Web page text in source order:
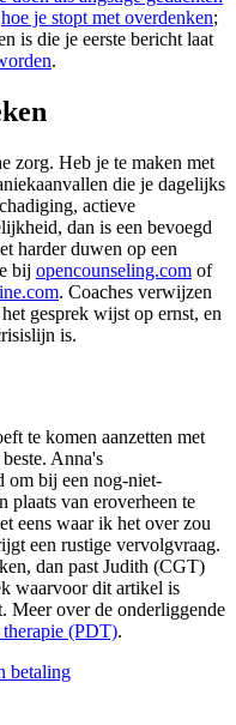
hoe je stopt met overdenken;
is die je eerste bericht laat
.
zorg. Heb je te maken met
die je dagelijks
actieve
dan is een bevoegd
harder duwen op een
bij opencounseling.com of
. Coaches verwijzen
gesprek wijst op ernst, en
is.
te komen aanzetten met
Anna's
om bij een nog-niet-
plaats van eroverheen te
eens waar ik het over zou
een rustige vervolgvraag.
dan past Judith (CGT)
waarvoor dit artikel is
Meer over de onderliggende
(PDT).
betaling